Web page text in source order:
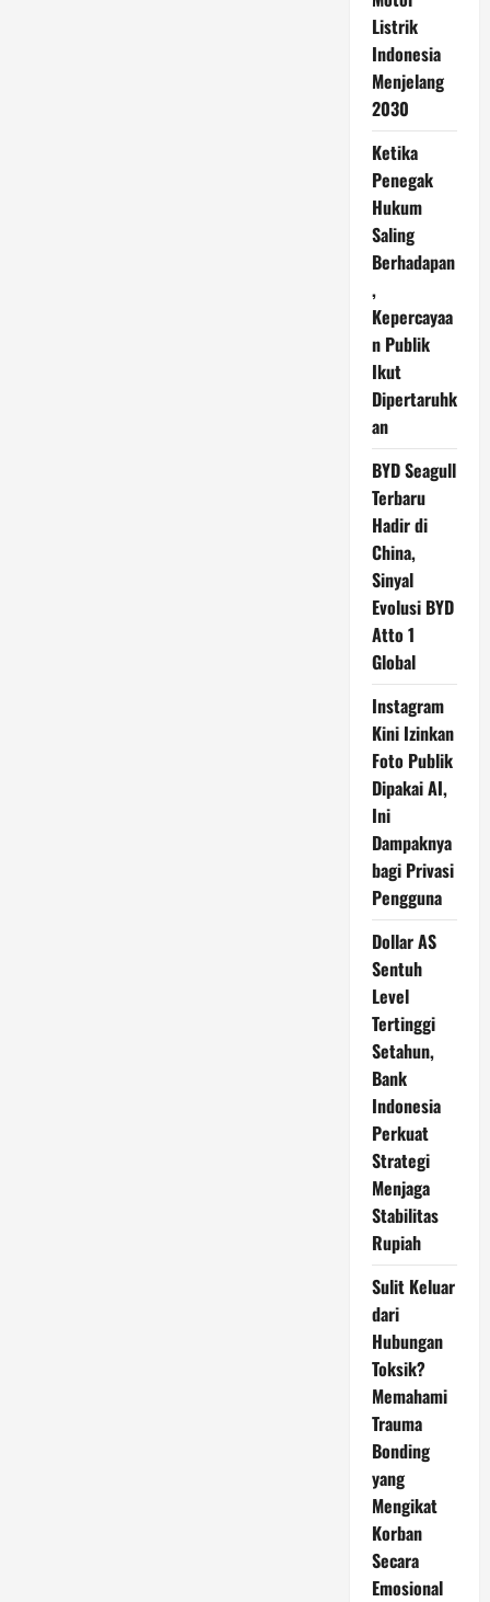
Listrik
Indonesia
Menjelang
2030
Ketika
Penegak
Hukum
Saling
Berhadapan
,
Kepercayaa
n Publik
Ikut
Dipertaruhk
an
BYD Seagull
Terbaru
Hadir di
China,
Sinyal
Evolusi BYD
Atto 1
Global
Instagram
Kini Izinkan
Foto Publik
Dipakai AI,
Ini
Dampaknya
bagi Privasi
Pengguna
Dollar AS
Sentuh
Level
Tertinggi
Setahun,
Bank
Indonesia
Perkuat
Strategi
Menjaga
Stabilitas
Rupiah
Sulit Keluar
dari
Hubungan
Toksik?
Memahami
Trauma
Bonding
yang
Mengikat
Korban
Secara
Emosional